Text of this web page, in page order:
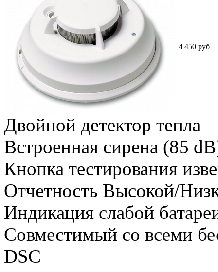
4 450 руб
Двойной детектор тепла
Встроенная сирена (85
Кнопка тестирования
Отчетность Высокой/
Индикация слабой
Совместимый со всеми
DSC